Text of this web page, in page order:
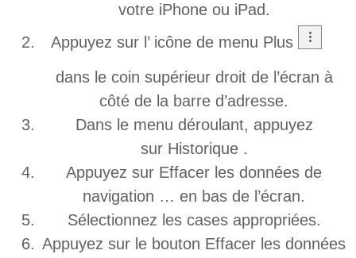
votre iPhone ou iPad.
Appuyez sur l’ icône de menu Plus
dans le coin supérieur droit de l’écran à
côté de la barre d’adresse.
Dans le menu déroulant, appuyez
sur Historique .
Appuyez sur Effacer les données de
navigation … en bas de l’écran.
Sélectionnez les cases appropriées.
Appuyez sur le bouton Effacer les données